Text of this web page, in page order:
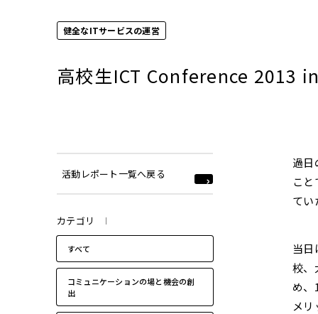
健全なITサービスの運営
高校生ICT Conference 2013
活動レポート一覧へ戻る
カテゴリ
すべて
コミュニケーションの場と機会の創
出
過日
こ
てい
当
校、
め、
メ